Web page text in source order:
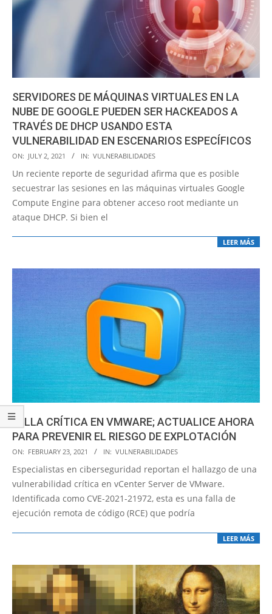
SERVIDORES DE MÁQUINAS VIRTUALES EN LA
NUBE DE GOOGLE PUEDEN SER HACKEADOS A
TRAVÉS DE DHCP USANDO ESTA
VULNERABILIDAD EN ESCENARIOS ESPECÍFICOS
2021-
07-
ON: JULY 2, 2021 IN: VULNERABILIDADES
Un reciente reporte de seguridad afirma que es posible
secuestrar las sesiones en las máquinas virtuales Google
Compute Engine para obtener acceso root mediante un
ataque DHCP. Si bien el
LEER MÁS
FALLA CRÍTICA EN VMWARE; ACTUALICE AHORA
PARA PREVENIR EL RIESGO DE EXPLOTACIÓN
2021-
02-
23
ON: FEBRUARY 23, 2021 IN: VULNERABILIDADES
Especialistas en ciberseguridad reportan el hallazgo de una
vulnerabilidad crítica en vCenter Server de VMware.
Identificada como CVE-2021-21972, esta es una falla de
ejecución remota de código (RCE) que podría
LEER MÁS